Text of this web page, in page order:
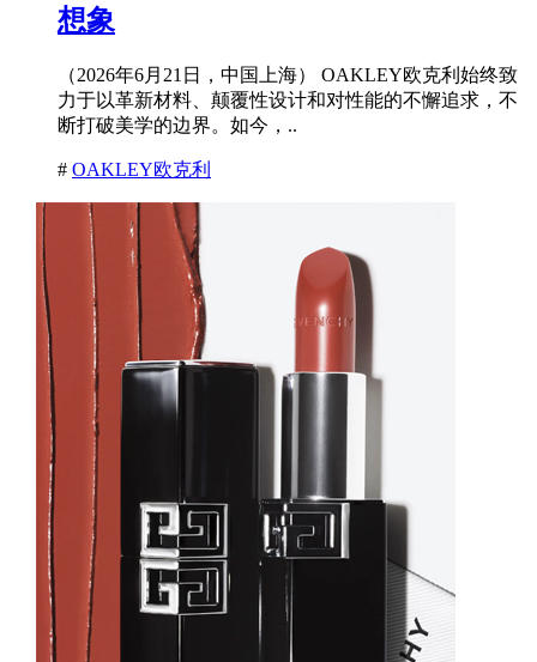
想象
（2026年6月21日，中国上海） OAKLEY欧克利始终致
力于以革新材料、颠覆性设计和对性能的不懈追求，不
断打破美学的边界。如今，..
# OAKLEY欧克利